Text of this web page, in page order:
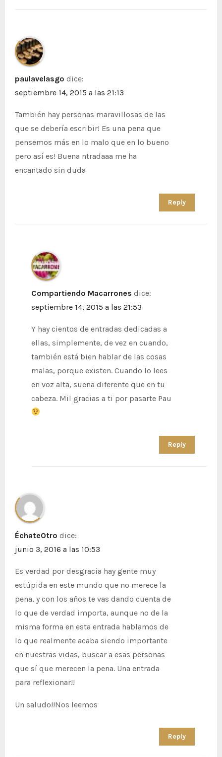
paulavelasgo dice:
septiembre 14, 2015 a las 21:13
También hay personas maravillosas de las
que se debería escribir! Es una pena que
pensemos más en lo malo que en lo bueno
pero así es! Buena ntradaaa me ha
encantado sin duda
Reply
Compartiendo Macarrones dice:
septiembre 14, 2015 a las 21:53
Y hay cientos de entradas dedicadas a
ellas, simplemente, de vez en cuando,
también está bien hablar de las cosas
malas, porque existen. Cuando lo lees
en voz alta, suena diferente que en tu
cabeza. Mil gracias a ti por pasarte Pau
Reply
ÉchateOtro dice:
junio 3, 2016 a las 10:53
Es verdad por desgracia hay gente muy
estúpida en este mundo que no merece la
pena, y con los años te vas dando cuenta de
lo que de verdad importa, aunque no de la
misma forma en esta entrada hablamos de
lo que realmente acaba siendo importante
en nuestras vidas, buscar a esas personas
que sí que merecen la pena. Una entrada
para reflexionar!!
Un saludo!!Nos leemos
Reply